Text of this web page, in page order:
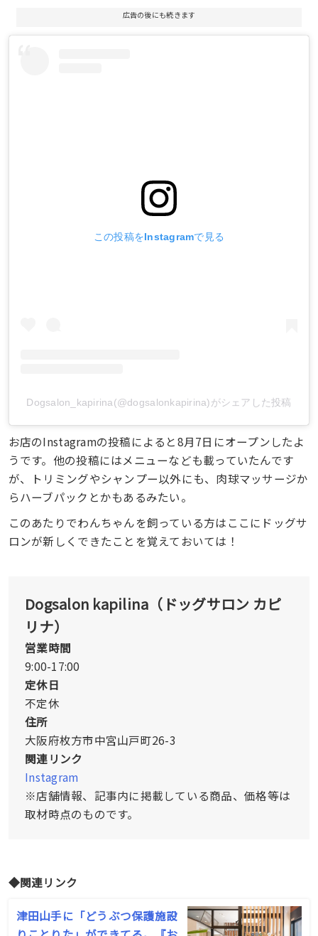
広告の後にも続きます
この投稿をInstagramで見る
Dogsalon_kapirina(@dogsalonkapirina)がシェアした投稿
お店のInstagramの投稿によると8月7日にオープンしたよ
うです。他の投稿にはメニューなども載っていたんです
が、トリミングやシャンプー以外にも、肉球マッサージか
らハーブパックとかもあるみたい。
このあたりでわんちゃんを飼っている方はここにドッグサ
ロンが新しくできたことを覚えておいては！
Dogsalon kapilina（ドッグサロン カピ
リナ）
営業時間
9:00-17:00
定休日
不定休
住所
大阪府枚方市中宮山戸町26-3
関連リンク
Instagram
※店舗情報、記事内に掲載している商品、価格等は
取材時点のものです。
◆関連リンク
津田山手に「どうぶつ保護施設